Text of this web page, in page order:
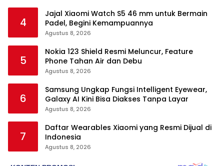
4
Jajal Xiaomi Watch S5 46 mm untuk Bermain
Padel, Begini Kemampuannya
Agustus 8, 2026
5
Nokia 123 Shield Resmi Meluncur, Feature
Phone Tahan Air dan Debu
Agustus 8, 2026
6
Samsung Ungkap Fungsi Intelligent Eyewear,
Galaxy AI Kini Bisa Diakses Tanpa Layar
Agustus 8, 2026
7
Daftar Wearables Xiaomi yang Resmi Dijual di
Indonesia
Agustus 8, 2026